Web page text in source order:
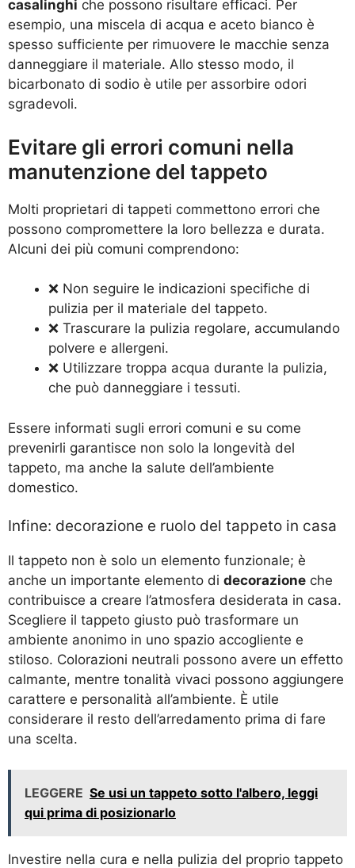
casalinghi che possono risultare efficaci. Per
esempio, una miscela di acqua e aceto bianco è
spesso sufficiente per rimuovere le macchie senza
danneggiare il materiale. Allo stesso modo, il
bicarbonato di sodio è utile per assorbire odori
sgradevoli.
Evitare gli errori comuni nella
manutenzione del tappeto
Molti proprietari di tappeti commettono errori che
possono compromettere la loro bellezza e durata.
Alcuni dei più comuni comprendono:
❌ Non seguire le indicazioni specifiche di
pulizia per il materiale del tappeto.
❌ Trascurare la pulizia regolare, accumulando
polvere e allergeni.
❌ Utilizzare troppa acqua durante la pulizia,
che può danneggiare i tessuti.
Essere informati sugli errori comuni e su come
prevenirli garantisce non solo la longevità del
tappeto, ma anche la salute dell’ambiente
domestico.
Infine: decorazione e ruolo del tappeto in casa
Il tappeto non è solo un elemento funzionale; è
anche un importante elemento di decorazione che
contribuisce a creare l’atmosfera desiderata in casa.
Scegliere il tappeto giusto può trasformare un
ambiente anonimo in uno spazio accogliente e
stiloso. Colorazioni neutrali possono avere un effetto
calmante, mentre tonalità vivaci possono aggiungere
carattere e personalità all’ambiente. È utile
considerare il resto dell’arredamento prima di fare
una scelta.
LEGGERE Se usi un tappeto sotto l'albero, leggi
qui prima di posizionarlo
Investire nella cura e nella pulizia del proprio tappeto